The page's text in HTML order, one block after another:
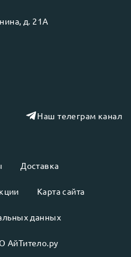
Доставка
Карта сайта
данных
АйТитело.ру
д. 21А
Наш телеграм канал